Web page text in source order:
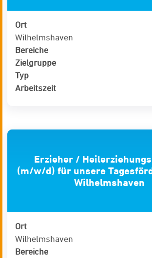
Ort
Wilhelmshaven
Bereiche
Zielgruppe
Typ
Arbeitszeit
Erzieher /
(m/w/d) für unsere
Wilhelmshaven
Ort
Wilhelmshaven
Bereiche